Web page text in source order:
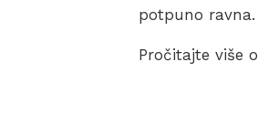
potpuno ravna.
Pročitajte više o